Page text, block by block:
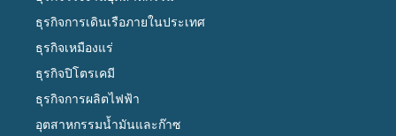
ธุรกิจการเดินเรือภายในประเทศ
ธุรกิจเหมืองแร่
ธุรกิจปิโตรเคมี
ธุรกิจการผลิตไฟฟ้า
อุตสาหกรรมน้ำมันและก๊าซ